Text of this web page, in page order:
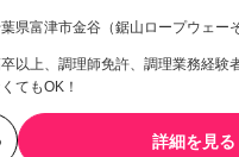
県富津市金谷（鋸山ロープウェー
以上、調理師免許、調理業務経験
てもOK！
詳細を見る